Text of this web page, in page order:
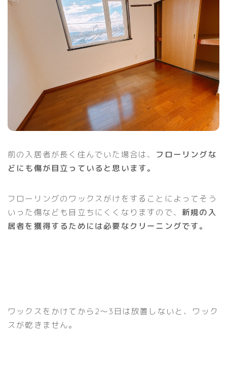
前の入居者が長く住んでいた場合は、 フローリングな
どにも傷が目立っていると思います。
フローリングのワックスがけをすることによってそう
いった傷なども目立ちにくくなりますので、 新規の入
居者を獲得するためには必要なクリーニングです。
ワックスをかけてから2〜3日は放置しないと、ワック
スが乾きません。